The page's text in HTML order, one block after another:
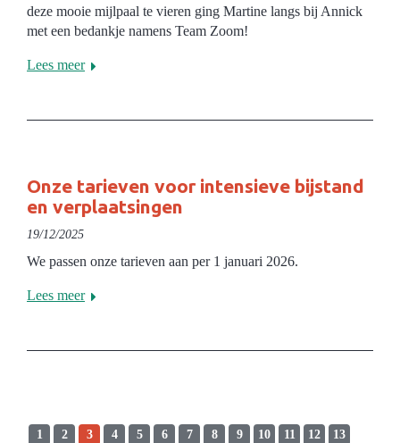
deze mooie mijlpaal te vieren ging Martine langs bij Annick
met een bedankje namens Team Zoom!
Lees meer
Onze tarieven voor intensieve bijstand
en verplaatsingen
19/12/2025
We passen onze tarieven aan per 1 januari 2026.
Lees meer
1 2 3 4 5 6 7 8 9 10 11 12
13